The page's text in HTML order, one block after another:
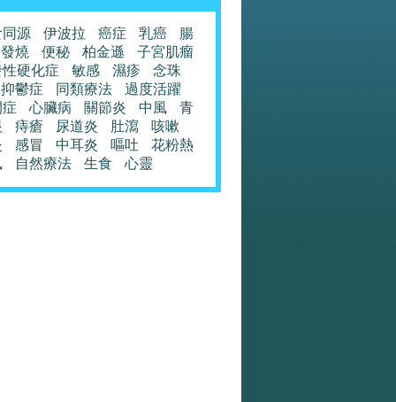
源 伊波拉 癌症 乳癌
腸
發燒
便秘 柏金遜
子宮肌瘤
硬化症
敏感 濕疹
念珠
抑鬱症
同類療法
過度活躍
心臟病 關節炎 中風
青
痔瘡 尿道炎 肚瀉
咳嗽
感冒 中耳炎 嘔吐
花粉熱
自然療法 生食 心靈